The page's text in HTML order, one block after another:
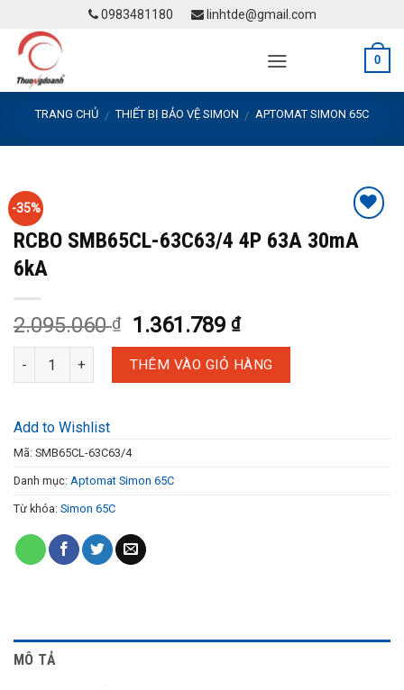
content
0983481180 linhtde@gmail.com
0
TRANG CHỦ / THIẾT BỊ BẢO VỆ SIMON / APTOMAT SIMON 65C
-35%
Add to
Wishlist
RCBO SMB65CL-63C63/4 4P 63A 30mA
6kA
2.095.060₫ 1.361.789₫
RCBO SMB65CL-63C63/4 4P 63A 30mA 6kA số lượng
THÊM VÀO GIỎ HÀNG
Add to Wishlist
Mã: SMB65CL-63C63/4
Danh mục: Aptomat Simon 65C
Từ khóa: Simon 65C
MÔ TẢ